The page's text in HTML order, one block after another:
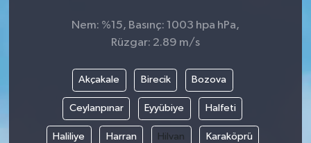
Nem: %15, Basınç: 1003 hpa hPa,
Rüzgar: 2.89 m/s
Akçakale Birecik Bozova
Ceylanpınar Eyyübiye Halfeti
Haliliye Harran Hilvan Karaköprü
Korkut
Malazgirt
Varto